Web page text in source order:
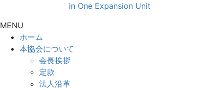
in One Expansion Unit
MENU
ホーム
本協会について
会長挨拶
定款
法人沿革